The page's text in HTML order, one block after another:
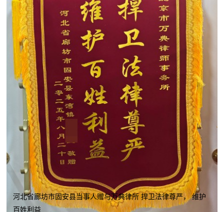
河北省廊坊市固安县当事人赠与万典律所 捍卫法律尊严， 维护
百姓利益